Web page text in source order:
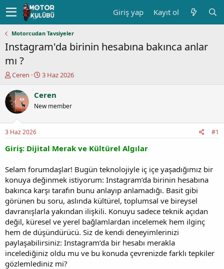
Giriş yap Kayıt ol
Motorcudan Tavsiyeler
Instagram'da birinin hesabına bakınca anlar
mı ?
K
n
u
y
b
a
ş
t
a
n
Ceren
B
ş
a
ç
r
i
h
i
3 Haz 2026
Ceren
New member
3 Haz 2026 #1
Giriş: Dijital Merak ve Kültürel Algılar
Selam forumdaşlar! Bugün teknolojiyle iç içe yaşadığımız bir
konuya değinmek istiyorum: Instagram’da birinin hesabına
bakınca karşı tarafın bunu anlayıp anlamadığı. Basit gibi
görünen bu soru, aslında kültürel, toplumsal ve bireysel
davranışlarla yakından ilişkili. Konuyu sadece teknik açıdan
değil, küresel ve yerel bağlamlardan incelemek hem ilginç
hem de düşündürücü. Siz de kendi deneyimlerinizi
paylaşabilirsiniz: Instagram’da bir hesabı merakla
incelediğiniz oldu mu ve bu konuda çevrenizde farklı tepkiler
gözlemlediniz mi?